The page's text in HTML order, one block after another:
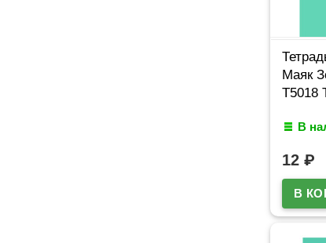
Маяк
Т5018
В
12 ₽